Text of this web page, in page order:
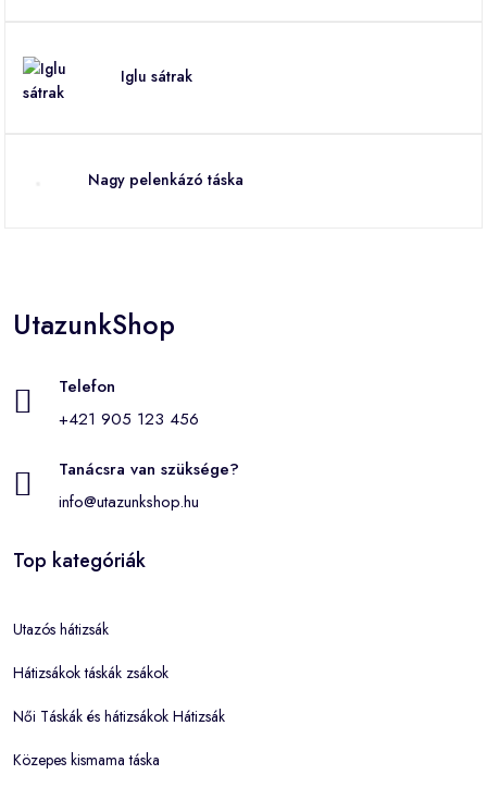
Iglu sátrak
Nagy pelenkázó táska
UtazunkShop
Telefon
+421 905 123 456
Tanácsra van szüksége?
info@utazunkshop.hu
Top kategóriák
Utazós hátizsák
Hátizsákok táskák zsákok
Női Táskák és hátizsákok Hátizsák
Közepes kismama táska